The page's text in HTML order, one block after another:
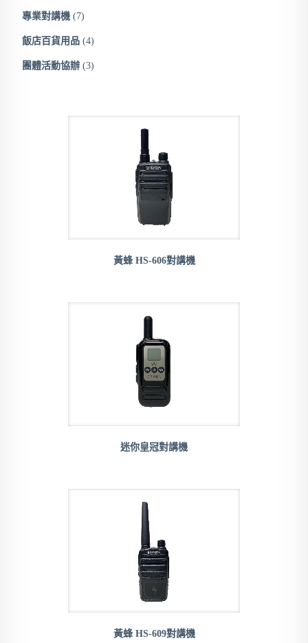
專業對講機 (7)
飯店百貨用品 (4)
團體活動協辦 (3)
黃蜂 HS-606對講機
迷你皇冠對講機
黃蜂 HS-609對講機